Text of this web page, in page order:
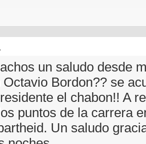
un saludo desde
Bordon?? se
el chabon!! A
puntos de la carrera
Un saludo